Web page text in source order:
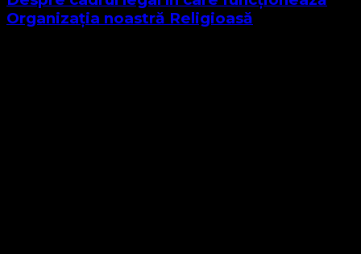
Organizația noastră Religioasă